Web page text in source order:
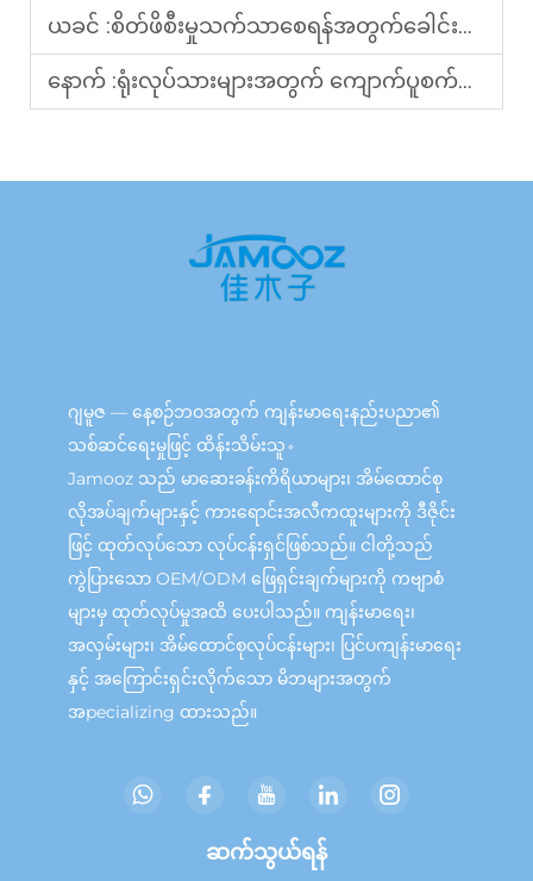
ယခင် :စိတ်ဖိစီးမှုသက်သာစေရန်အတွက်ခေါင်းကိုနှိပ်ပေးသည့်စက်များ- B2B အခွင့်အလမ်းတိုးတက်လာခြင်း
နောက် :ရုံးလုပ်သားများအတွက် ကျောက်ပူစက်များ- ၂၀၂၅ ခုနှစ်တွင် များစွာလိုအပ်သော အမျိုးအစား
ဂျမူဇ — နေ့စဉ်ဘဝအတွက် ကျန်းမာရေးနည်းပညာ၏
သစ်ဆင်ရေးမှုဖြင့် ထိန်းသိမ်းသူ。
Jamooz သည် မာဆေးခန်းကိရိယာများ၊ အိမ်ထောင်စု
လိုအပ်ချက်များနှင့် ကားရောင်းအလီကထူးများကို ဒီဇိုင်း
ဖြင့် ထုတ်လုပ်သော လုပ်ငန်းရှင်ဖြစ်သည်။ ငါတို့သည်
ကွဲပြားသော OEM/ODM ဖြေရှင်းချက်များကို ကဗျာစံ
များမှ ထုတ်လုပ်မှုအထိ ပေးပါသည်။ ကျန်းမာရေး၊
အလှမ်းများ၊ အိမ်ထောင်စုလုပ်ငန်းများ၊ ပြင်ပကျန်းမာရေး
နှင့် အကြောင်းရှင်းလိုက်သော မိဘများအတွက်
အpecializing ထားသည်။
ဆက်သွယ်ရန်